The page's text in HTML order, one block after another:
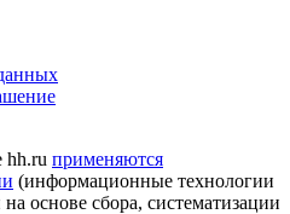
hh.ru применяются
(информационные технологии
основе сбора, систематизации